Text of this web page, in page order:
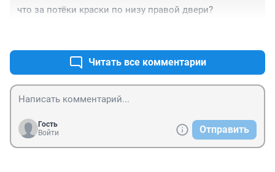
что за потёки краски по низу правой двери?
Читать все комментарии
Гость
Войти
Отправить